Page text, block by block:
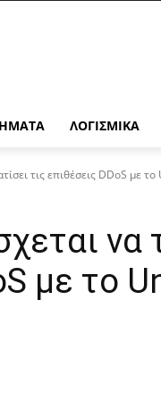
ΛΟΓΙΣΜΙΚΆ
τις επιθέσεις DDoS με
να
με το